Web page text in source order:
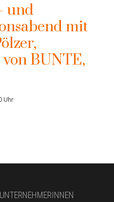
und
mit
BUNTE,
Uhr